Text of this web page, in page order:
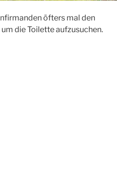
öfters mal den
die Toilette aufzusuchen.